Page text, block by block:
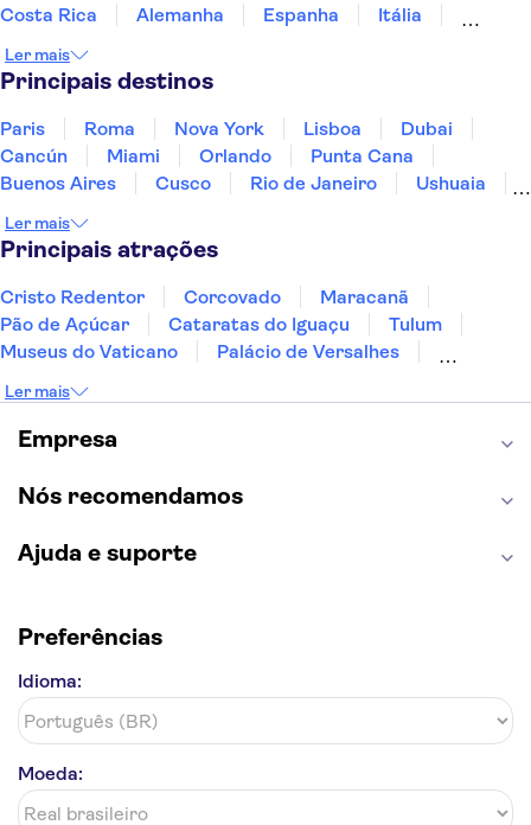
Costa Rica
Alemanha Espanha
Itália
Panamá
Peru
Ler mais
Principais destinos
Paris Roma Nova York Lisboa
Dubai
Cancún
Miami Orlando
Punta Cana
Buenos Aires
Cusco Rio de Janeiro
Ushuaia
Fernando de Noronha
Ler mais
Principais atrações
Cristo Redentor Corcovado
Maracanã
Pão de Açúcar
Cataratas do Iguaçu
Tulum
Museus do Vaticano
Palácio de Versalhes
Museu do Louvre
Sagrada Família
Estátua da Liberdade
Torre de Belém
Discovery Cove
Ler mais
Empresa
Nós recomendamos
Ajuda e suporte
Preferências
Idioma:
Moeda: